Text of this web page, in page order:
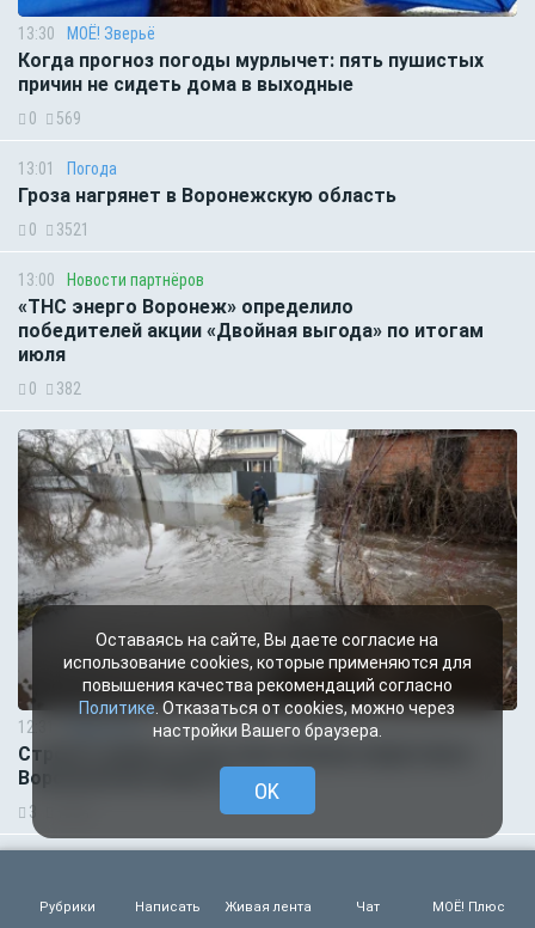
13:30 МОЁ! Зверьё
Когда прогноз погоды мурлычет: пять пушистых
причин не сидеть дома в выходные
0 569
13:01 Погода
Гроза нагрянет в Воронежскую область
0 3521
13:00 Новости партнёров
«ТНС энерго Воронеж» определило
победителей акции «Двойная выгода» по итогам
июля
0 382
12:31
Строить дома в зонах подтопления запретили в
Воронежской области
3
спровоцировавшим пробку на воронежской улице
Рубрики Написать Живая лента Чат МОЁ! Плюс
Оставаясь на сайте, Вы даете согласие на
использование cookies, которые применяются для
повышения качества рекомендаций согласно
Политике . Отказаться от cookies, можно через
настройки Вашего браузера.
OK